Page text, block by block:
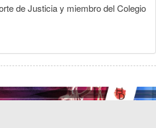
de Justicia y miembro del Colegio